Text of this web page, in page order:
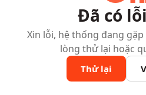
Đã có
Xin lỗi, hệ thống đang
lòng thử lại hoặc
Thử lại